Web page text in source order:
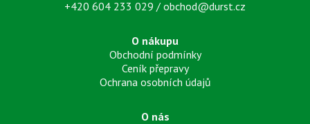
+420 604 233 029 / obchod@durst.cz
O nákupu
Obchodní podmínky
Ceník přepravy
Ochrana osobních údajů
O nás